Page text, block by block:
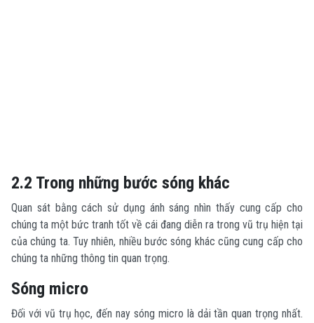
2.2 Trong những bước sóng khác
Quan sát bằng cách sử dụng ánh sáng nhìn thấy cung cấp cho
chúng ta một bức tranh tốt về cái đang diễn ra trong vũ trụ hiện tại
của chúng ta. Tuy nhiên, nhiều bước sóng khác cũng cung cấp cho
chúng ta những thông tin quan trọng.
Sóng micro
Đối với vũ trụ học, đến nay sóng micro là dải tần quan trọng nhất.